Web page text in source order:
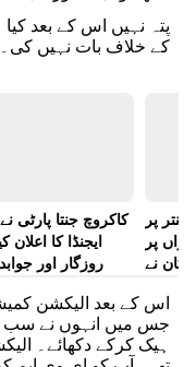
پتہ نہیں اس کے بعد کیا
کے خلاف بات نہیں کی۔
کاکروچ جنتا پارٹی
ایجنڈا کا اعلان
روزگار اور
پر
پر
نے
اس کے بعد الیکشن
جس میں انہوں نے سب
ہیک کرکے دکھائے۔